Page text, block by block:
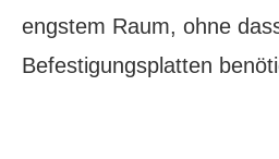
engstem Raum, ohne
Befestigungsplatten